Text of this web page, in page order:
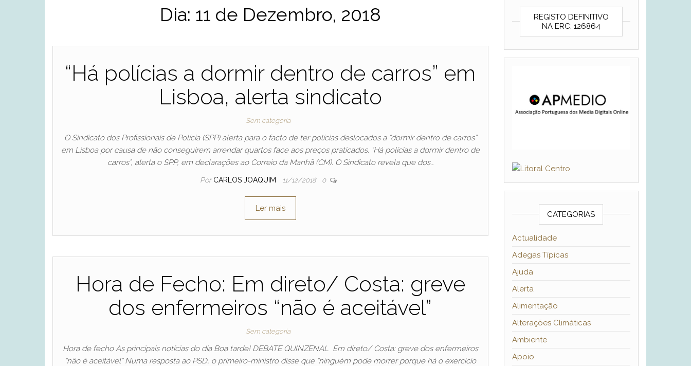
Dia: 11 de Dezembro, 2018
“Há polícias a dormir dentro de carros” em
Lisboa, alerta sindicato
Sem categoria
O Sindicato dos Profissionais de Polícia (SPP) alerta para o facto de ter polícias deslocados a “dormir dentro de carros”
em Lisboa por causa de não conseguirem arrendar quartos face aos preços praticados. “Há polícias a dormir dentro de
carros”, alerta o SPP, em declarações ao Correio da Manhã (CM). O Sindicato revela que dos…
Por CARLOS JOAQUIM 11/12/2018 0
Ler mais
Hora de Fecho: Em direto/ Costa: greve
dos enfermeiros “não é aceitável”
Sem categoria
Hora de fecho As principais notícias do dia Boa tarde! DEBATE QUINZENAL Em direto/ Costa: greve dos enfermeiros
“não é aceitável” Numa resposta ao PSD, o primeiro-ministro disse que “ninguém pode morrer porque há o exercício
REGISTO DEFINITIVO
NA ERC: 126864
CATEGORIAS
Actualidade
Adegas Típicas
Ajuda
Alerta
Alimentação
Alterações Climáticas
Ambiente
Apoio